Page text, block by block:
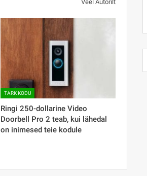
Veel Autorilt
TARK KODU
Ringi 250-dollarine Video
Doorbell Pro 2 teab, kui lähedal
on inimesed teie kodule